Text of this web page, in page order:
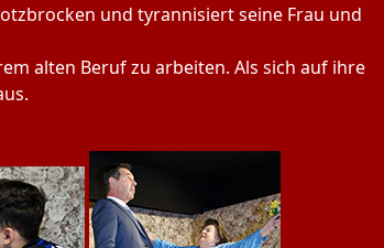
und tyrannisiert seine Frau und
alten Beruf zu arbeiten. Als sich auf ihre